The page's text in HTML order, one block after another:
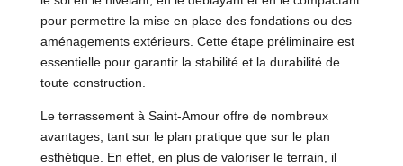
pour permettre la mise en place des fondations ou des
aménagements extérieurs. Cette étape préliminaire est
essentielle pour garantir la stabilité et la durabilité de
toute construction.
Le terrassement à Saint-Amour offre de nombreux
avantages, tant sur le plan pratique que sur le plan
esthétique. En effet, en plus de valoriser le terrain, il